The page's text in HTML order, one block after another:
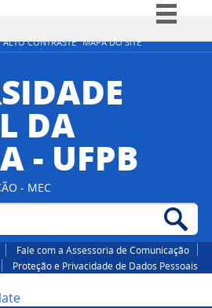
ALTO CONTRASTE MAPA DO SITE
Simplifique!
Participe
Acesso à informação
Canais
DA
- UFPB
- MEC
Fale com a Assessoria de Comunicação
Proteção e Privacidade de Dados Pessoais